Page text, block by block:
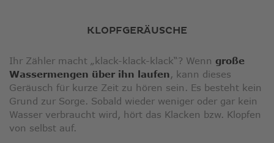
KLOPFGERÄUSCHE
Ihr Zähler macht „klack-klack-klack“? Wenn große
Wassermengen über ihn laufen, kann dieses
Geräusch für kurze Zeit zu hören sein. Es besteht kein
Grund zur Sorge. Sobald wieder weniger oder gar kein
Wasser verbraucht wird, hört das Klacken bzw. Klopfen
von selbst auf.